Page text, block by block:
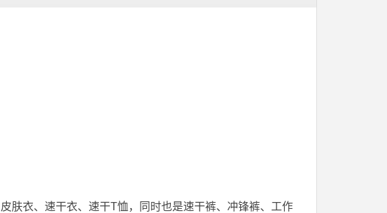
皮肤衣、速干衣、速干T恤，同时也是速干裤、冲锋裤、工作